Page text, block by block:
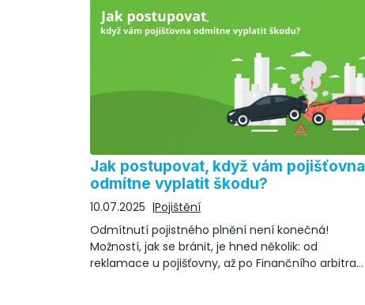
Jak postupovat, když vám pojišťovna
odmítne vyplatit škodu?
10.07.2025
Pojištění
Odmítnutí pojistného plnění není konečná!
Možností, jak se bránit, je hned několik: od
reklamace u pojišťovny, až po Finančního arbitra